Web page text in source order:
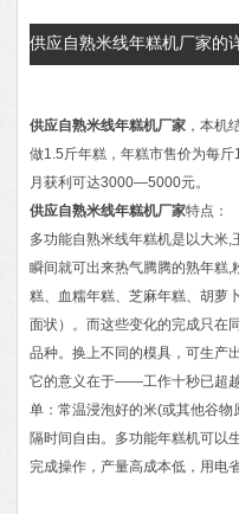
供应自熟米线年糕机厂家的
供应自熟米线年糕机厂家 ，本机
做1.5斤年糕，年糕市售价为每
月获利可达3000—5000元。
供应自熟米线年糕机厂家特点：
多功能自熟米线年糕机是以大米
瞬间就可出来热气腾腾的熟年糕
糕、血糯年糕、芝麻年糕、胡萝
面状）。而这些变化的完成只在
品种。换上不同的模具，可生产
它的意义在于——工作十秒已超
单：常温浸泡好的米(或其他谷
隔时间自由。多功能年糕机可以
完成操作，产量高成本低，用电